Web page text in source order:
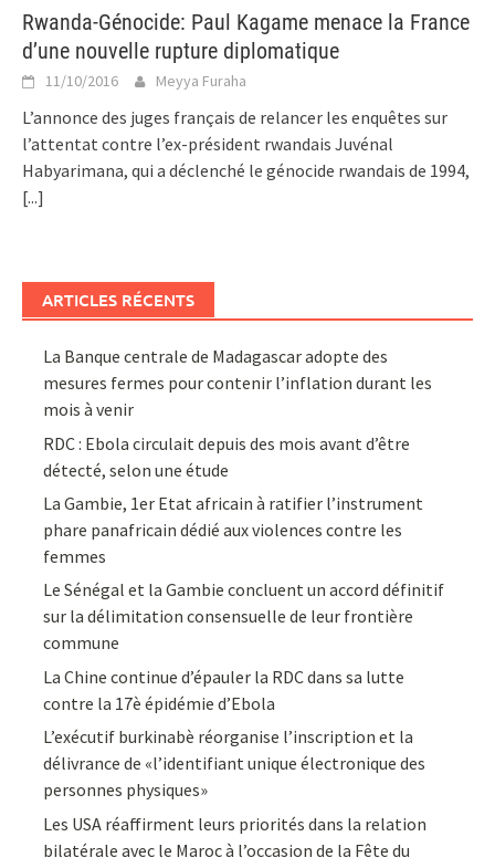
Rwanda-Génocide: Paul Kagame menace la France
d’une nouvelle rupture diplomatique
11/10/2016 Meyya Furaha
L’annonce des juges français de relancer les enquêtes sur
l’attentat contre l’ex-président rwandais Juvénal
Habyarimana, qui a déclenché le génocide rwandais de 1994,
[...]
ARTICLES RÉCENTS
La Banque centrale de Madagascar adopte des
mesures fermes pour contenir l’inflation durant les
mois à venir
RDC : Ebola circulait depuis des mois avant d’être
détecté, selon une étude
La Gambie, 1er Etat africain à ratifier l’instrument
phare panafricain dédié aux violences contre les
femmes
Le Sénégal et la Gambie concluent un accord définitif
sur la délimitation consensuelle de leur frontière
commune
La Chine continue d’épauler la RDC dans sa lutte
contre la 17è épidémie d’Ebola
L’exécutif burkinabè réorganise l’inscription et la
délivrance de «l’identifiant unique électronique des
personnes physiques»
Les USA réaffirment leurs priorités dans la relation
bilatérale avec le Maroc à l’occasion de la Fête du